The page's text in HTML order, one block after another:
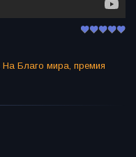
На Благо мира, премия